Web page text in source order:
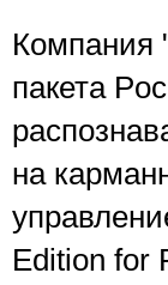
Компания
пакета
на
Edition for